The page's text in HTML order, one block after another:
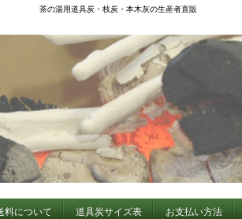
茶の湯用道具炭・枝炭・本木灰の生産者直販
料について 道具炭サイズ表 お支払い方法